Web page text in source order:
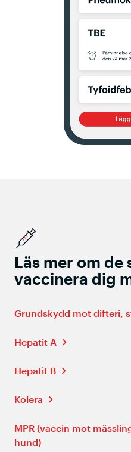
Läs mer om de
vaccinera dig
Grundskydd mot difteri,
Hepatit A
Hepatit B
Kolera
MPR (vaccin mot
hund)